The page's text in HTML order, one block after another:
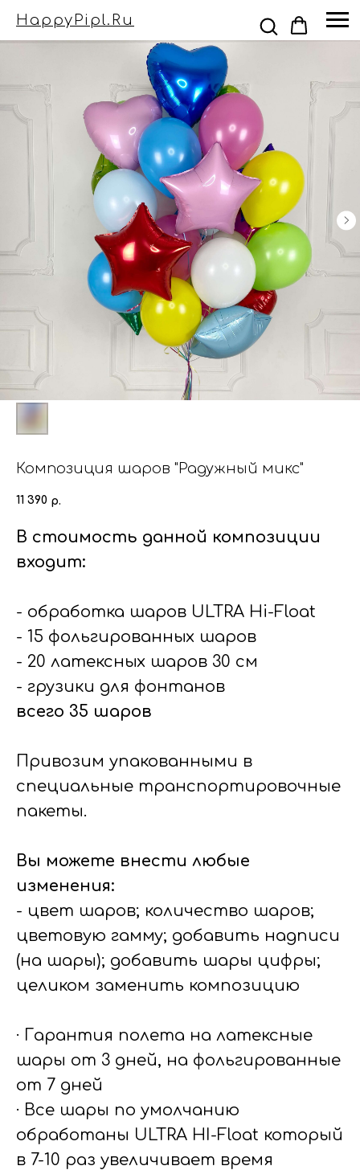
HappyPipl.ru
Композиция шаров "Радужный микс"
11 390 р.
В стоимость данной композиции
входит:
- обработка шаров ULTRA Hi-Float
- 15 фольгированных шаров
- 20 латексных шаров 30 см
- грузики для фонтанов
всего 35 шаров
Привозим упакованными в
специальные транспортировочные
пакеты.
Вы можете внести любые
изменения:
- цвет шаров; количество шаров;
цветовую гамму; добавить надписи
(на шары); добавить шары цифры;
целиком заменить композицию
· Гарантия полета на латексные
шары от 3 дней, на фольгированные
от 7 дней
· Все шары по умолчанию
обработаны ULTRA HI-Float который
в 7-10 раз увеличивает время